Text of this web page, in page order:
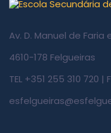
Av. D. Manuel de Faria
4610-178 Felgueiras
TEL +351 255 310 720 |